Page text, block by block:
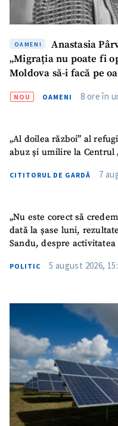
OAMENI
Anastasia
„Migrația nu poate fi
Moldova să-i facă pe
NOU OAMENI 8 ore în
„Al doilea război” al
abuz și umilire la Centrul
CITITORUL DE GARDĂ 7
„Nu este corect să
dată la șase luni,
Sandu, despre
POLITIC 5 august 2026,
Titlu știre+ Adaugă titlu
Fotografie
+ Încarcă
Link media
+ Link media